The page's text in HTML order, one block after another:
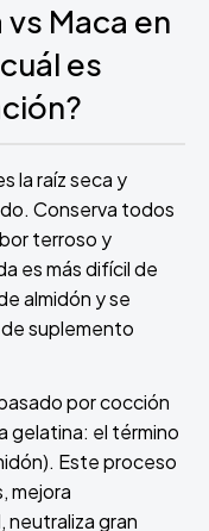
Maca en
es
la raíz seca y
Conserva todos
terroso y
es más difícil de
almidón y se
suplemento
por cocción
gelatina: el término
Este proceso
mejora
gran